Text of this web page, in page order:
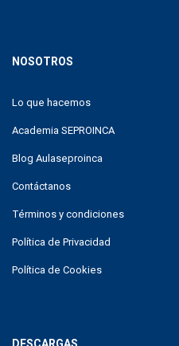
NOSOTROS
Lo que hacemos
Academia SEPROINCA
Blog Aulaseproinca
Contáctanos
Términos y condiciones
Política de Privacidad
Política de Cookies